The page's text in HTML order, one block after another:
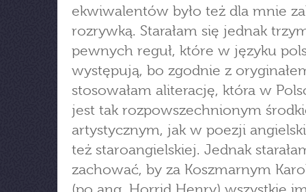
ekwiwalentów było też dla mnie
rozrywką. Starałam się jednak
pewnych reguł, które w języku
występują, bo zgodnie z
stosowałam aliterację, która w
jest tak rozpowszechnionym
artystycznym, jak w poezji
też staroangielskiej. Jednak
zachować, by za Koszmarnym